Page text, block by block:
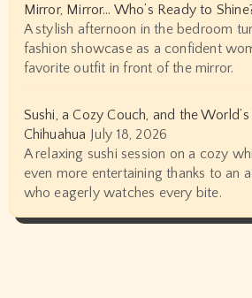
Mirror, Mirror… Who’s Ready to
A stylish afternoon in the bedroom
fashion showcase as a confident
favorite outfit in front of the mirror.
Sushi, a Cozy Couch, and the
Chihuahua July 18, 2026
A relaxing sushi session on a cozy
even more entertaining thanks to an
who eagerly watches every bite.